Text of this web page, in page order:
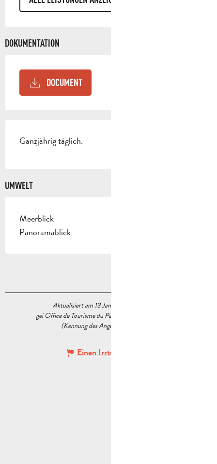
DOKUMENTATION
DOCUMENT
Ganzjährig täglich.
UMWELT
Meerblick
Panoramablick
Aktualisiert am 13 Januar 2026 Um 16:28
gei Office de Tourisme du Pays d’Aubagne et de l’Étoile
(Kennung des Angebots :
Einen Irrtum angeben